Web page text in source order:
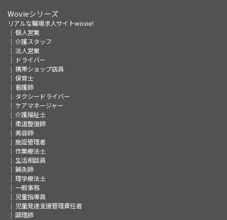
Wovieシリーズ
リアルな職場求人サイトwovie!
個人営業
介護スタッフ
法人営業
ドライバー
携帯ショップ店員
保育士
看護師
タクシードライバー
ケアマネージャー
介護福祉士
柔道整復師
美容師
施設管理者
作業療法士
生活相談員
鍼灸師
理学療法士
一般事務
児童指導員
児童発達支援管理責任者
調理師